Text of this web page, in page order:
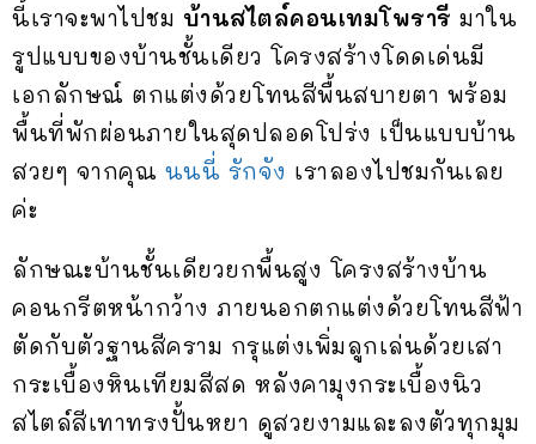
นี้เราจะพาไปชม บ้านสไตล์คอนเทมโพรารี มาใน
รูปแบบของบ้านชั้นเดียว โครงสร้างโดดเด่นมี
เอกลักษณ์ ตกแต่งด้วยโทนสีพื้นสบายตา พร้อม
พื้นที่พักผ่อนภายในสุดปลอดโปร่ง เป็นแบบบ้าน
สวยๆ จากคุณ นนนี่ รักจัง เราลองไปชมกันเลย
ค่ะ
ลักษณะบ้านชั้นเดียวยกพื้นสูง โครงสร้างบ้าน
คอนกรีตหน้ากว้าง ภายนอกตกแต่งด้วยโทนสีฟ้า
ตัดกับตัวฐานสีคราม กรุแต่งเพิ่มลูกเล่นด้วยเสา
กระเบื้องหินเทียมสีสด หลังคามุงกระเบื้องนิว
สไตล์สีเทาทรงปั้นหยา ดูสวยงามและลงตัวทุกมุม